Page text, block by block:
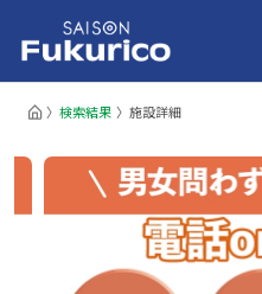
検索結果 施設詳細